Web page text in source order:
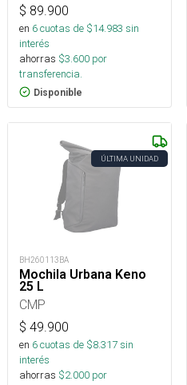
$ 89.900
en 6cuotas de $14.983 sin
interés
ahorras $3.600 por
transferencia.
Disponible
ÚLTIMA UNIDAD
BH260113BA
Mochila Urbana Keno
25 L
CMP
$ 49.900
en 6cuotas de $8.317sin
interés
ahorras $2.000 por